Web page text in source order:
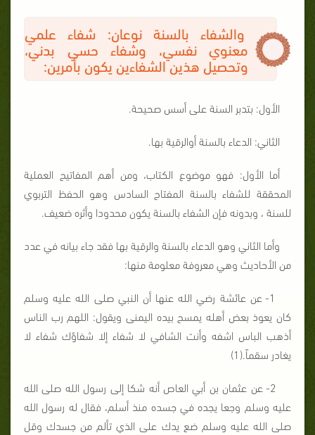
والشفاء بالسنة نوعان: شفاء علمي
معنوي نفسي، وشفاء حسي بدني،
وتحصيل هذين الشفاءين يكون بأمرين:
الأول: بتدبر السنة على أسس صحيحة.
الثاني: الدعاء بالسنة أوالرقية بها.
أما الأول: فهو موضوع الكتاب، ومن أهم المفاتيح العملية
المحققة للشفاء بالسنة المفتاح السادس وهو الحفظ التربوي
للسنة ، وبدونه فإن الشفاء بالسنة يكون محدودا وأثره ضعيف.
وأما الثاني وهو الدعاء بالسنة والرقية بها فقد جاء بيانه في عدد
من الأحاديث وهي معروفة معلومة منها:
1- عن عائشة رضي الله عنها أن النبي صلى الله عليه وسلم
كان يعوذ بعض أهله يمسح بيده اليمنى ويقول: اللهم رب الناس
أذهب الباس اشفه وأنت الشافي لا شفاء إلا شفاؤك شفاء لا
يغادر سقماً.(1)
2- عن عثمان بن أبي العاص أنه شكا إلى رسول الله صلى الله
عليه وسلم وجعا يجده في جسده منذ أسلم، فقال له رسول الله
صلى الله عليه وسلم ضع يدك على الذي تألم من جسدك وقل